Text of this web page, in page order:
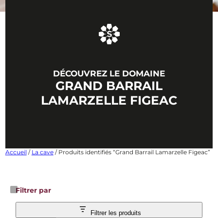
DÉCOUVREZ LE DOMAINE
GRAND BARRAIL
LAMARZELLE FIGEAC
Accueil / La cave/ Produits identifiés “Grand Barrail Lamarzelle Figeac”
Filtrer par
Filtrer les produits